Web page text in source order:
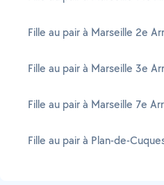
Fille au pair à Marseille 2e
Fille au pair à Marseille 3e
Fille au pair à Marseille 7e
Fille au pair à Plan-de-